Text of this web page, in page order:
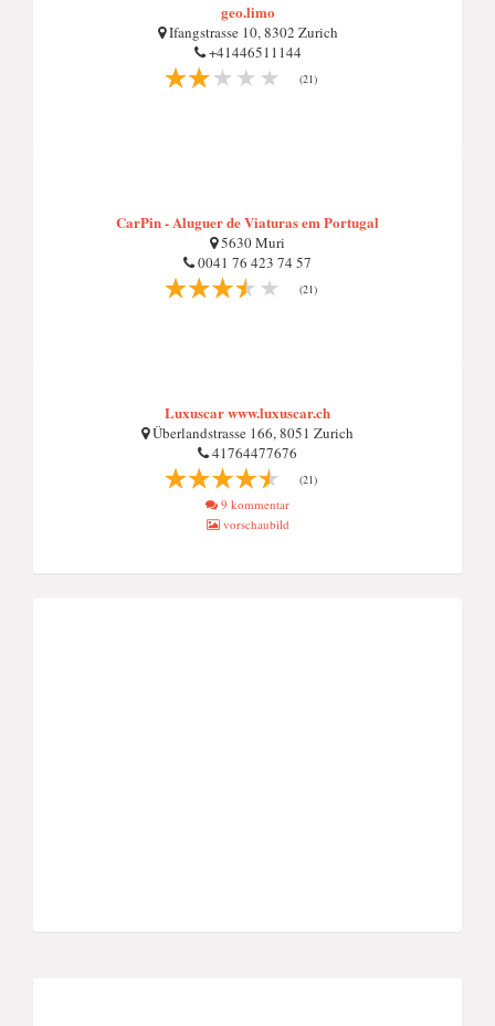
geo.limo
Ifangstrasse 10, 8302 Zurich
+41446511144
(21)
CarPin - Aluguer de Viaturas em Portugal
5630 Muri
0041 76 423 74 57
(21)
Luxuscar www.luxuscar.ch
Überlandstrasse 166, 8051 Zurich
41764477676
(21)
9 kommentar
vorschaubild